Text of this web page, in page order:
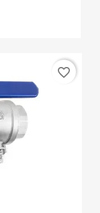
favorite_border